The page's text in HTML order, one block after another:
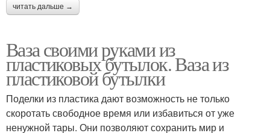
читать дальше →
Ваза своими руками из
пластиковых бутылок. Ваза из
пластиковой бутылки
Поделки из пластика дают возможность не только
скоротать свободное время или избавиться от уже
ненужной тары. Они позволяют сохранить мир и